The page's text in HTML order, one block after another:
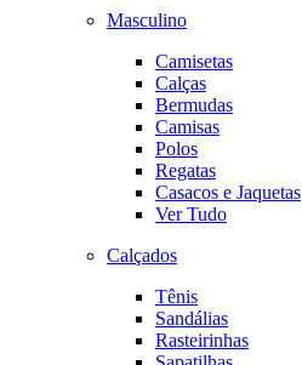
Masculino
Camisetas
Calças
Bermudas
Camisas
Polos
Regatas
Casacos e Jaquetas
Ver Tudo
Calçados
Tênis
Sandálias
Rasteirinhas